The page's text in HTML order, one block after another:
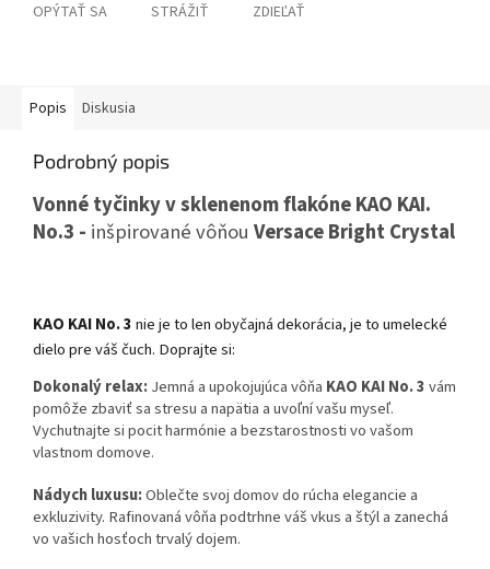
OPÝTAŤ SA STRÁŽIŤ ZDIEĽAŤ
Popis Diskusia
Podrobný popis
Vonné tyčinky v sklenenom flakóne KAO KAI.
No.3 - inšpirované vôňou Versace Bright Crystal
KAO KAI No. 3nie je to len obyčajná dekorácia, je to umelecké
dielo pre váš čuch. Doprajte si:
Dokonalý relax:Jemná a upokojujúca vôňa KAO KAI No. 3vám
pomôže zbaviť sa stresu a napätia a uvoľní vašu myseľ.
Vychutnajte si pocit harmónie a bezstarostnosti vo vašom
vlastnom domove.
Nádych luxusu:Oblečte svoj domov do rúcha elegancie a
exkluzivity. Rafinovaná vôňa podtrhne váš vkus a štýl a zanechá
vo vašich hosťoch trvalý dojem.